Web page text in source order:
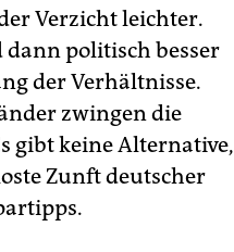
Verzicht leichter.
politisch besser
der Verhältnisse.
zwingen die
gibt keine Alternative,
Zunft deutscher